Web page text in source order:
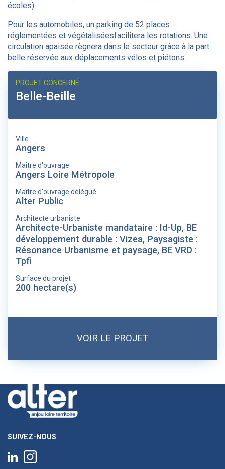
écoles).
Pour les automobiles, un parking de 52 places
réglementées et végétaliséesfacilitera les rotations. Une
circulation apaisée règnera dans le secteur grâce à la part
belle réservée aux déplacements vélos et piétons.
PROJET CONCERNÉ
Belle-Beille
Ville
Angers
Maître d'ouvrage
Angers Loire Métropole
Maître d'ouvrage délégué
Alter Public
Architecte urbaniste
Architecte-Urbaniste mandataire : Id-Up, BE
développement durable : Vizea, Paysagiste :
Résonance Urbanisme et paysage, BE VRD :
Tpfi
Surface du projet
200 hectare(s)
VOIR LE PROJET
SUIVEZ-NOUS